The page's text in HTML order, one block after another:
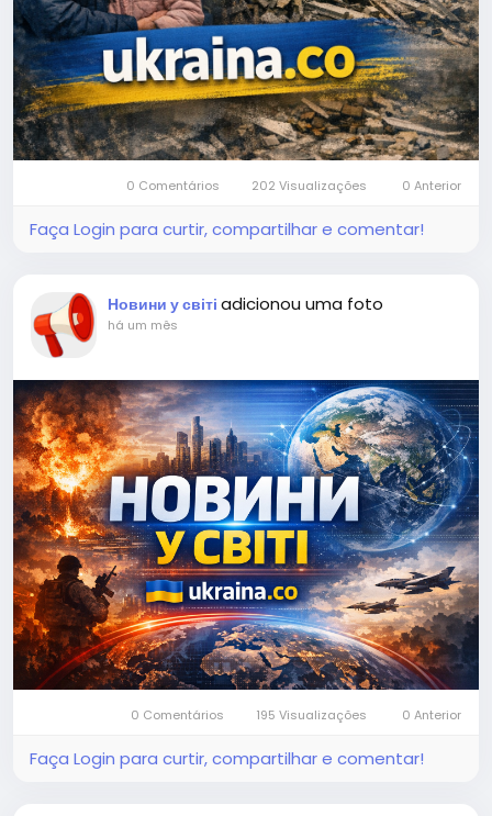
0 Comentários 202 Visualizações 0 Anterior
Faça Login para curtir, compartilhar e comentar!
Новини у світі adicionou uma foto
há um mês
0 Comentários 195 Visualizações 0 Anterior
Faça Login para curtir, compartilhar e comentar!